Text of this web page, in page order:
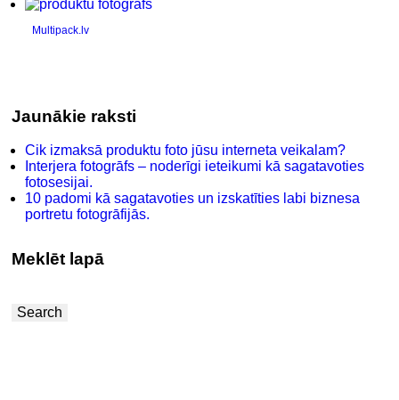
Multipack.lv
Jaunākie raksti
Cik izmaksā produktu foto jūsu interneta veikalam?
Interjera fotogrāfs – noderīgi ieteikumi kā sagatavoties
fotosesijai.
10 padomi kā sagatavoties un izskatīties labi biznesa
portretu fotogrāfijās.
Meklēt lapā
Search